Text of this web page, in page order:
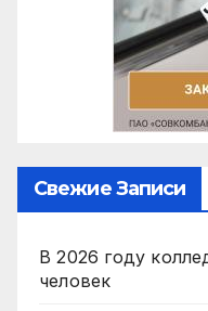
Свежие Записи
В 2026 году
человек